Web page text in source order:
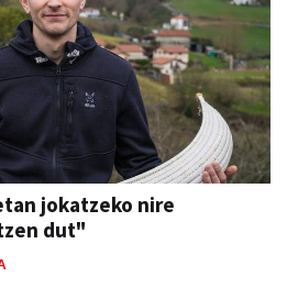
jokatzeko nire
dut"